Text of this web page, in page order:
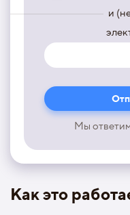
и
Мы
Как это